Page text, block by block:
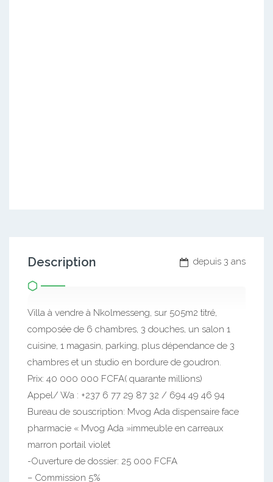
depuis 3 ans
Description
Villa à vendre à Nkolmesseng, sur 505m2 titré,
composée de 6 chambres, 3 douches, un salon 1
cuisine, 1 magasin, parking, plus dépendance de 3
chambres et un studio en bordure de goudron.
Prix: 40 000 000 FCFA( quarante millions)
Appel/ Wa : +237 6 77 29 87 32 / 694 49 46 94
Bureau de souscription: Mvog Ada dispensaire face
pharmacie « Mvog Ada »immeuble en carreaux
marron portail violet
-Ouverture de dossier: 25 000 FCFA
– Commission 5%